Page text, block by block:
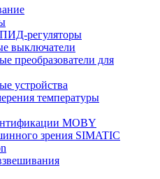
регуляторы
выключатели
преобразователи для
устройства
температуры
MOBY
зрения SIMATIC